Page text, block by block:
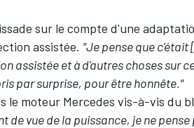
sur le compte d'une
assistée. "Je pense que
assistée et à d'autres choses sur
par surprise, pour être honnête."
le moteur Mercedes vis-à-vis du
de vue de la puissance, je ne